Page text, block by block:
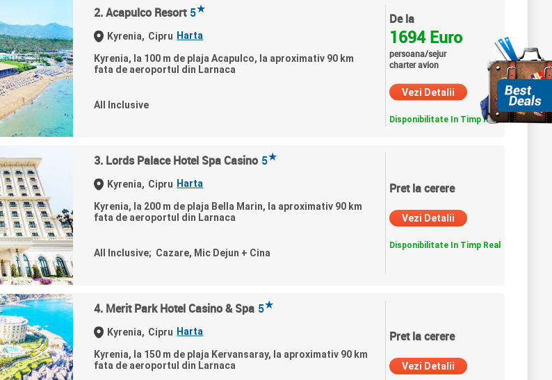
De la
1694 Euro
persoana/sejur
charter avion
Vezi Detalii
Disponibilitate In Timp Real
2. Acapulco Resort 5★
Kyrenia, Cipru Harta
Kyrenia, la 100 m de plaja Acapulco, la aproximativ 90 km
fata de aeroportul din Larnaca
All Inclusive
Pret la cerere
Vezi Detalii
Disponibilitate In Timp Real
3. Lords Palace Hotel Spa Casino 5★
Kyrenia, Cipru Harta
Kyrenia, la 200 m de plaja Bella Marin, la aproximativ 90 km
fata de aeroportul din Larnaca
All Inclusive; Cazare, Mic Dejun + Cina
Pret la cerere
Vezi Detalii
4. Merit Park Hotel Casino & Spa 5★
Kyrenia, Cipru Harta
Kyrenia, la 150 m de plaja Kervansaray, la aproximativ 90 km
fata de aeroportul din Larnaca